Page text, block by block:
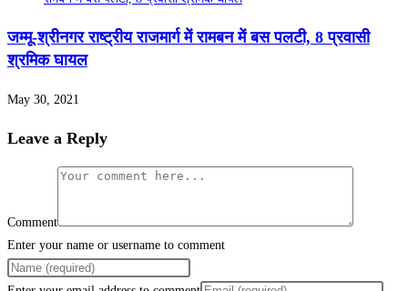
जम्मू-श्रीनगर राष्ट्रीय राजमार्ग में रामबन में बस पलटी, 8 प्रवासी
श्रमिक घायल
May 30, 2021
Leave a Reply
Comment
Enter your name or username to comment